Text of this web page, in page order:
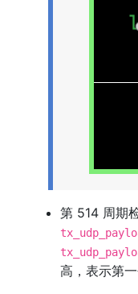
第 514 周期
高，表示第